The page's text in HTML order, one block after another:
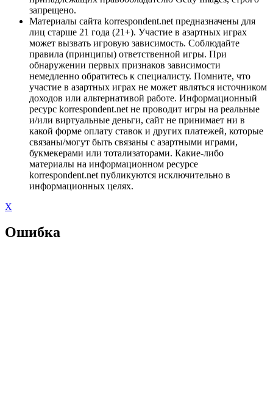
запрещено.
Материалы сайта korrespondent.net предназначены для
лиц старше 21 года (21+). Участие в азартных играх
может вызвать игровую зависимость. Соблюдайте
правила (принципы) ответственной игры. При
обнаружении первых признаков зависимости
немедленно обратитесь к специалисту. Помните, что
участие в азартных играх не может являться источником
доходов или альтернативой работе. Информационный
ресурс korrespondent.net не проводит игры на реальные
и/или виртуальные деньги, сайт не принимает ни в
какой форме оплату ставок и других платежей, которые
связаны/могут быть связаны с азартными играми,
букмекерами или тотализаторами. Какие-либо
материалы на информационном ресурсе
korrespondent.net публикуются исключительно в
информационных целях.
X
Ошибка